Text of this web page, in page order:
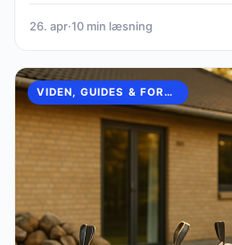
26. apr·10 min læsning
VIDEN, GUIDES & FORKLARINGER